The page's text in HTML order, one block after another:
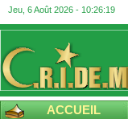
Jeu, 6 Août 2026 - 10:26:19
ACCUEIL